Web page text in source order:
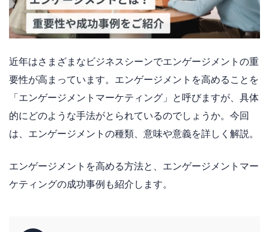
近年はさまざまなビジネスシーンでエンゲージメントの重
要性が高まっています。エンゲージメントを高めることを
「エンゲージメントマーケティング」と呼びますが、具体
的にどのような手法がとられているのでしょうか。今回
は、エンゲージメントの種類、意味や意義を詳しく解説。
エンゲージメントを高める方法と、エンゲージメントマー
ケティングの成功事例も紹介します。